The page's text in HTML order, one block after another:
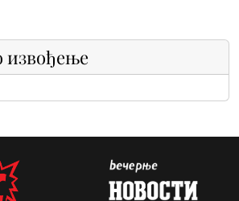
извођење